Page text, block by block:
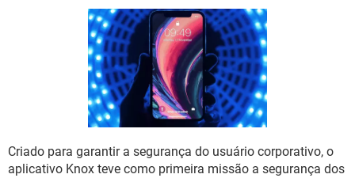
GUIA DE COMPRAS
Criado para garantir a segurança do usuário corporativo, o
aplicativo Knox teve como primeira missão a segurança dos